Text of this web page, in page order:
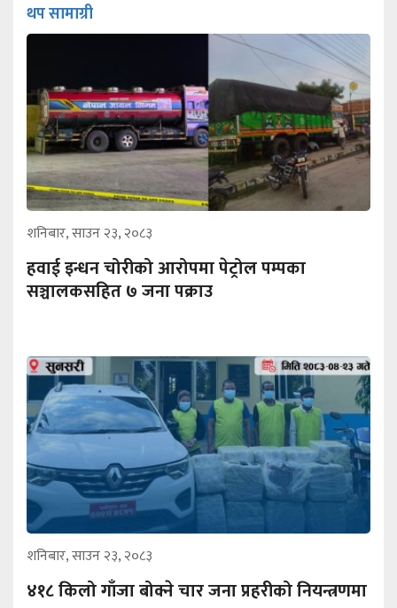
थप सामाग्री
शनिबार, साउन २३, २०८३
हवाई इन्धन चोरीको आरोपमा पेट्रोल पम्पका
सञ्चालकसहित ७ जना पक्राउ
शनिबार, साउन २३, २०८३
४१८ किलो गाँजा बोक्ने चार जना प्रहरीको नियन्त्रणमा